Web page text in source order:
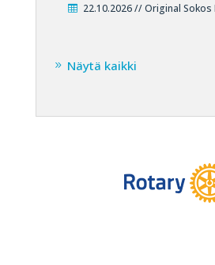
22.10.2026 // Original Sokos
Näytä kaikki